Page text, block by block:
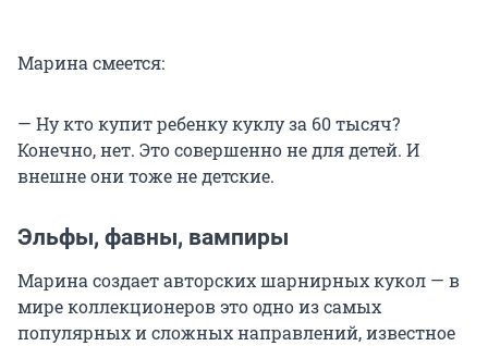
Марина смеется:
— Ну кто купит ребенку куклу за 60 тысяч?
Конечно, нет. Это совершенно не для детей. И
внешне они тоже не детские.
Эльфы, фавны, вампиры
Марина создает авторских шарнирных кукол — в
мире коллекционеров это одно из самых
популярных и сложных направлений, известное